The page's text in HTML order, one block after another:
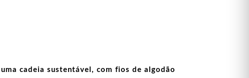
cadeia sustentável, com fios de algodão